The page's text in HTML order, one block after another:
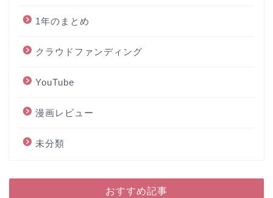
1年のまとめ
クラウドファンディング
YouTube
漫画レビュー
未分類
おすすめ記事